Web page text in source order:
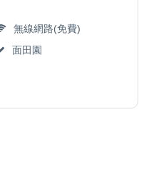
無線網路(免費)
面田園